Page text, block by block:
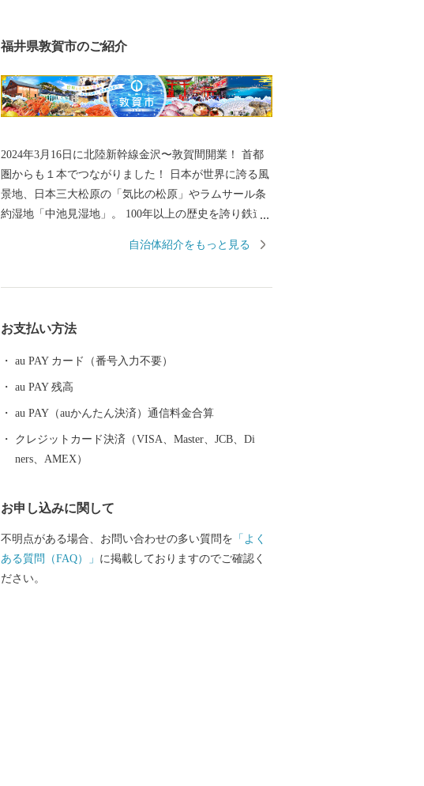
福井県敦賀市のご紹介
2024年3月16日に北陸新幹線金沢〜敦賀間開業！ 首都
圏からも１本でつながりました！ 日本が世界に誇る風
景地、日本三大松原の「気比の松原」やラムサール条
約湿地「中池見湿地」。 100年以上の歴史を誇り鉄道
中隧道をはじめとする鉄道遺産群。 「越前がに」や
いる「氣比神宮」。 これが全て敦賀の魅力。 =======
========================= 敦賀の魅力発信サイト
https://kuras-tsuruga.jp/ （上記URLをコピー＆ペースト
しアドレスバーへ貼り付けてご覧ください。） ■お問
い合わせ先 福井県敦賀市ふるさと納税コールセンター
特例申請書および変更届出書送付先 〒584-8790 富
田林市中野町東2の3の69 コーユービジネス内 18202 福
井県敦賀市ふるさと納税 ワンストップ特例申請書類受
自治体紹介をもっと見る
お支払い方法
au PAY カード（番号入力不要）
au PAY 残高
au PAY（auかんたん決済）通信料金合算
クレジットカード決済（VISA、Master、JCB、Di
ners、AMEX）
お申し込みに関して
不明点がある場合、お問い合わせの多い質問を 「よく
ある質問（FAQ）」 に掲載しておりますのでご確認く
ださい。